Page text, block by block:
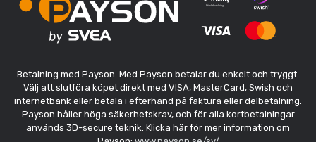
Betalning med Payson. Med Payson betalar du enkelt och tryggt.
Välj att slutföra köpet direkt med VISA, MasterCard, Swish och
internetbank eller betala i efterhand på faktura eller delbetalning.
Payson håller höga säkerhetskrav, och för alla kortbetalningar
används 3D-secure teknik. Klicka här för mer information om